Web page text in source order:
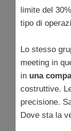
limite del
tipo di
Lo stesso
meeting in
in una
costruttive.
precisione.
Dove sta la